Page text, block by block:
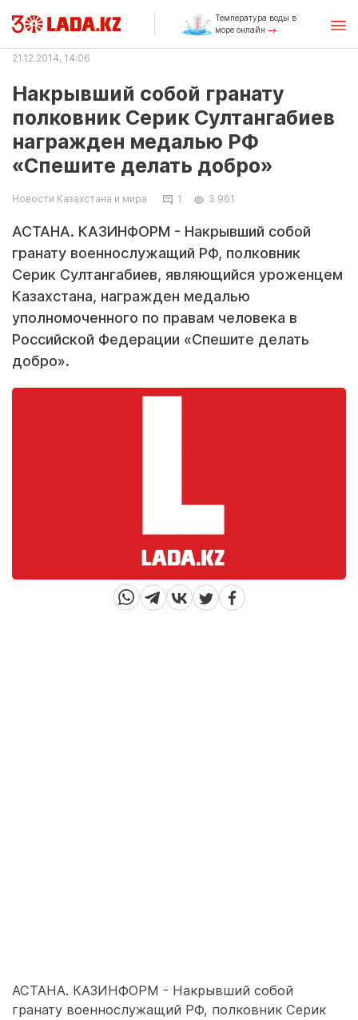
Температура воды в
море онлайн
21.12.2014, 14:06
Накрывший собой гранату
полковник Серик Султангабиев
награжден медалью РФ
«Спешите делать добро»
Новости Казахстана и мира 1 3 961
АСТАНА. КАЗИНФОРМ - Накрывший собой
гранату военнослужащий РФ, полковник
Серик Султангабиев, являющийся уроженцем
Казахстана, награжден медалью
уполномоченного по правам человека в
Российской Федерации «Спешите делать
добро».
АСТАНА. КАЗИНФОРМ - Накрывший собой
гранату военнослужащий РФ, полковник Серик